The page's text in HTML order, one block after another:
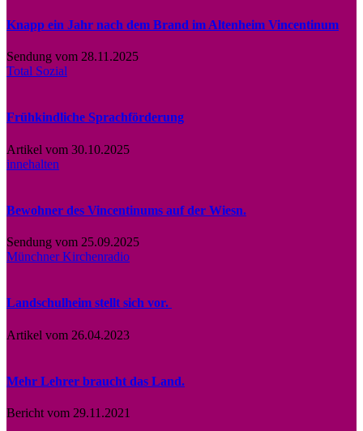
Knapp ein Jahr nach dem Brand im Altenheim Vincentinum
Sendung vom 28.11.2025
Total Sozial
Frühkindliche Sprachförderung
Artikel vom 30.10.2025
innehalten
Bewohner des Vincentinums auf der Wiesn.
Sendung vom 25.09.2025
Münchner Kirchenradio
Landschulheim stellt sich vor.
Artikel vom 26.04.2023
Mehr Lehrer braucht das Land.
Bericht vom 29.11.2021